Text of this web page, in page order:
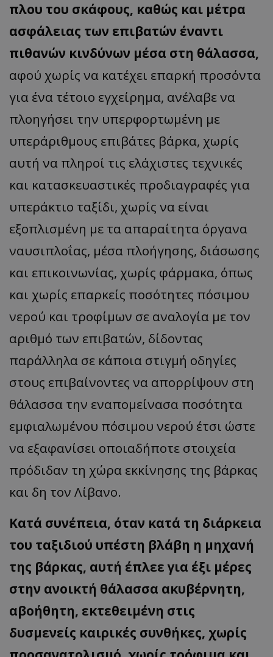
πλου του σκάφους, καθώς και μέτρα
ασφάλειας των επιβατών έναντι
πιθανών κινδύνων μέσα στη θάλασσα,
αφού χωρίς να κατέχει επαρκή προσόντα
για ένα τέτοιο εγχείρημα, ανέλαβε να
πλοηγήσει την υπερφορτωμένη με
υπεράριθμους επιβάτες βάρκα, χωρίς
αυτή να πληροί τις ελάχιστες τεχνικές
και κατασκευαστικές προδιαγραφές για
υπεράκτιο ταξίδι, χωρίς να είναι
εξοπλισμένη με τα απαραίτητα όργανα
ναυσιπλοΐας, μέσα πλοήγησης, διάσωσης
και επικοινωνίας, χωρίς φάρμακα, όπως
και χωρίς επαρκείς ποσότητες πόσιμου
νερού και τροφίμων σε αναλογία με τον
αριθμό των επιβατών, δίδοντας
παράλληλα σε κάποια στιγμή οδηγίες
στους επιβαίνοντες να απορρίψουν στη
θάλασσα την εναπομείνασα ποσότητα
εμφιαλωμένου πόσιμου νερού έτσι ώστε
να εξαφανίσει οποιαδήποτε στοιχεία
πρόδιδαν τη χώρα εκκίνησης της βάρκας
και δη τον Λίβανο.
Κατά συνέπεια, όταν κατά τη διάρκεια
του ταξιδιού υπέστη βλάβη η μηχανή
της βάρκας, αυτή έπλεε για έξι μέρες
στην ανοικτή θάλασσα ακυβέρνητη,
αβοήθητη, εκτεθειμένη στις
δυσμενείς καιρικές συνθήκες, χωρίς